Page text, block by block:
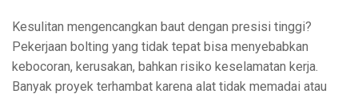
Kesulitan mengencangkan baut dengan presisi tinggi?
Pekerjaan bolting yang tidak tepat bisa menyebabkan
kebocoran, kerusakan, bahkan risiko keselamatan kerja.
Banyak proyek terhambat karena alat tidak memadai atau